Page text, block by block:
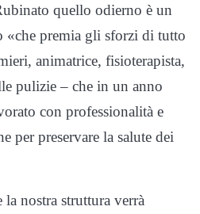
quello odierno è un
«che premia gli sforzi di tutto
animatrice, fisioterapista,
pulizie – che in un anno
con professionalità e
per preservare la salute dei
nostra struttura verrà